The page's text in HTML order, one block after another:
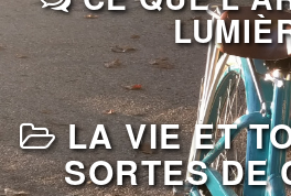
LA VIE ET
SORTES DE